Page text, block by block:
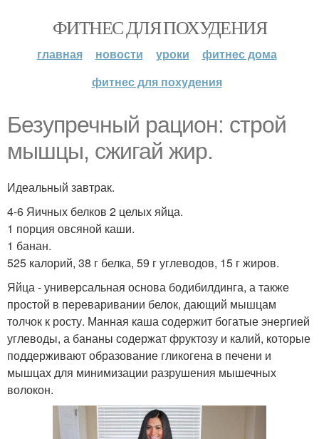
ФИТНЕС ДЛЯ ПОХУДЕНИЯ
главная новости уроки
фитнес дома
фитнес для похудения
Безупречный рацион: строй
мышцы, сжигай жир.
Идеальный завтрак.
4-6 Яичных белков 2 целых яйца.
1 порция овсяной каши.
1 банан.
525 калорий, 38 г белка, 59 г углеводов, 15 г жиров.
Яйца - универсальная основа бодибилдинга, а также
простой в переваривании белок, дающий мышцам
толчок к росту. Манная каша содержит богатые энергией
углеводы, а бананы содержат фруктозу и калий, которые
поддерживают образование гликогена в печени и
мышцах для минимизации разрушения мышечных
волокон.